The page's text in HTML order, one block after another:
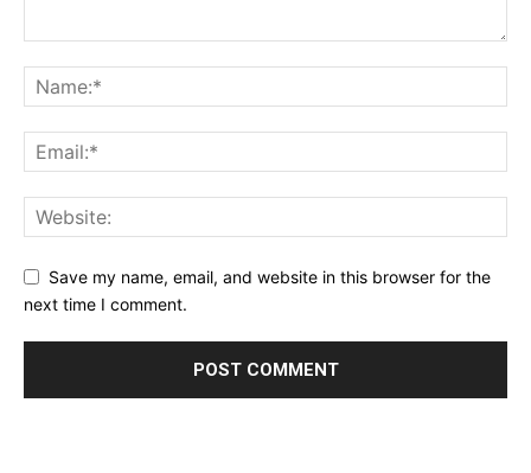
Save my name, email, and website in this browser for the
next time I comment.